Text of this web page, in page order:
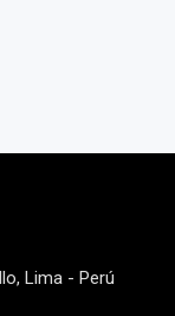
Lima - Perú